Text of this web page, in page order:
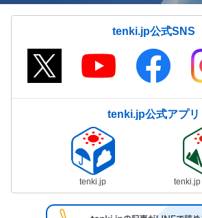
tenki.jp公式SNS
tenki.jp公式アプリ
tenki.jp